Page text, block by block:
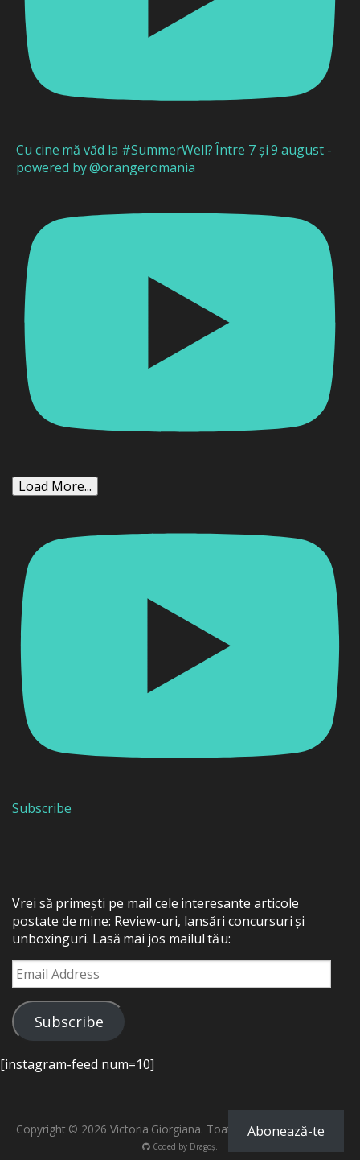
Cu cine mă văd la #SummerWell? Între 7 și 9 august -
powered by @orangeromania
Load More...
Subscribe
Vrei să primești pe mail cele interesante articole
postate de mine: Review-uri, lansări concursuri și
unboxinguri. Lasă mai jos mailul tău:
Email
Address
Subscribe
[instagram-feed num=10]
Copyright © 2026 Victoria Giorgiana. Toate drepturile rezervate.
Coded by Dragoș.
Abonează-te